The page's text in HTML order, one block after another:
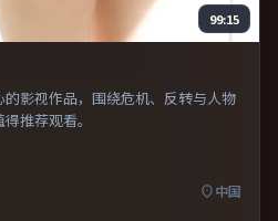
99:15
影视作品，围绕危机、反转与人物
推荐观看。
中国